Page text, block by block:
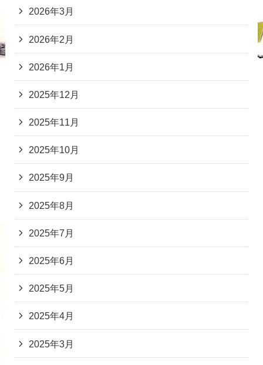
2026年3月
2026年2月
2026年1月
2025年12月
2025年11月
2025年10月
2025年9月
2025年8月
2025年7月
2025年6月
2025年5月
2025年4月
2025年3月